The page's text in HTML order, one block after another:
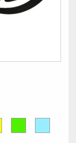
OpacoOpacoOpaco